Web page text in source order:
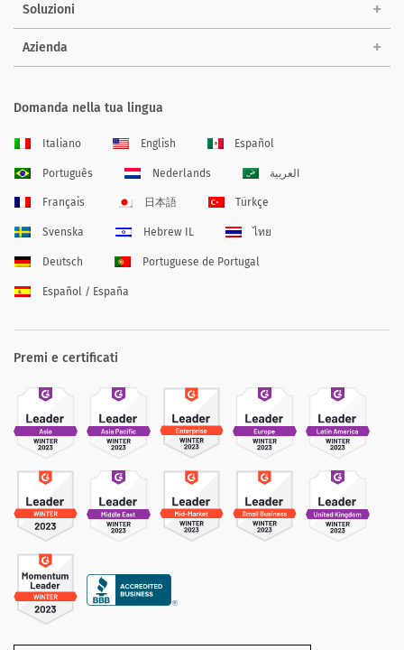
Soluzioni
Azienda
Domanda nella tua lingua
Italiano English Español
Português Nederlands العربية
Français 日本語 Türkçe
Svenska Hebrew IL ไทย
Deutsch Portuguese de Portugal
Español / España
Premi e certificati